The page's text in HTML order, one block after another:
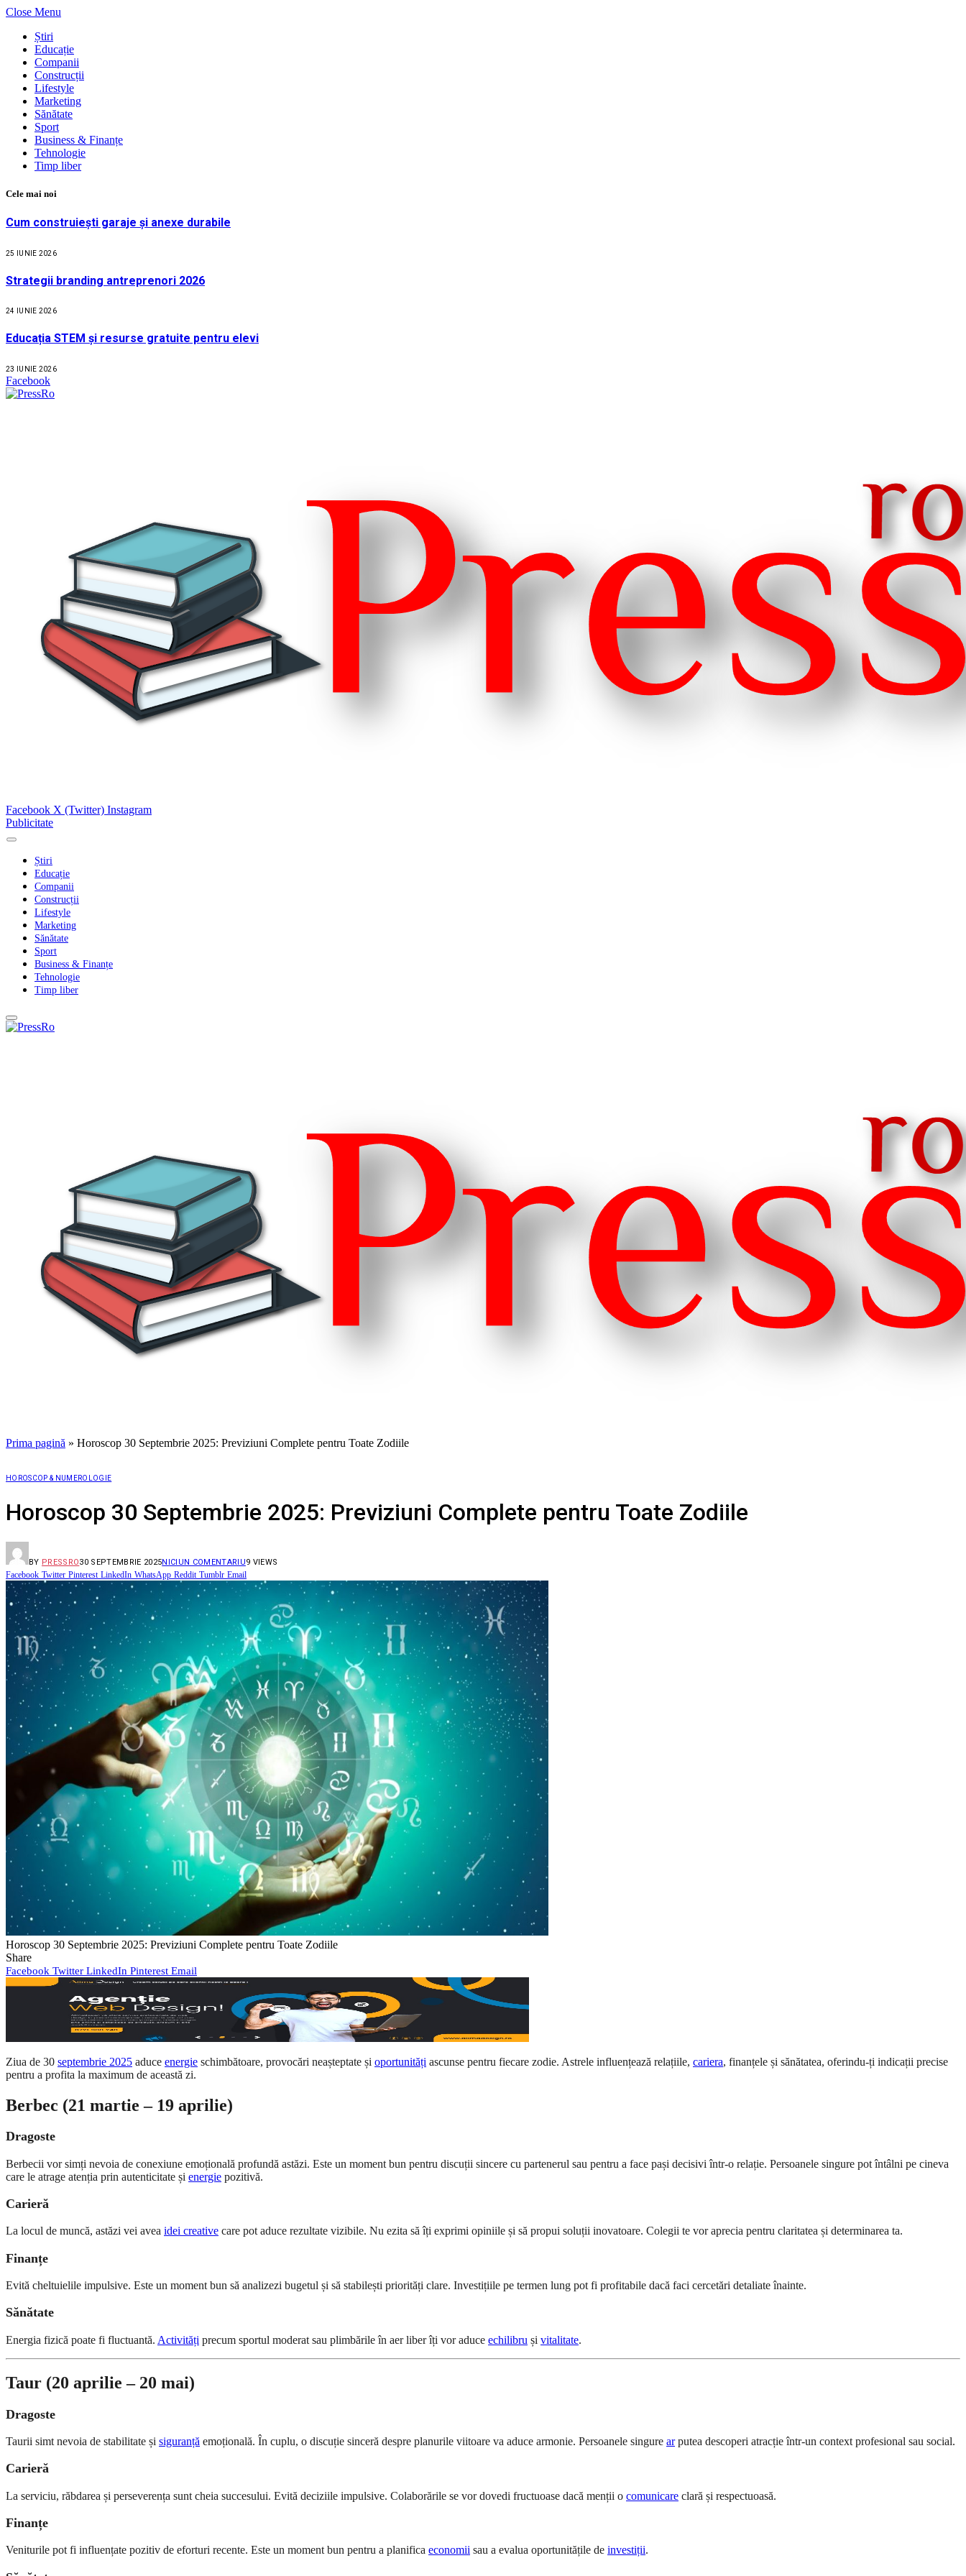
Close Menu
Știri
Educație
Companii
Construcții
Lifestyle
Marketing
Sănătate
Sport
Business & Finanțe
Tehnologie
Timp liber
Cele mai noi
Cum construiești garaje și anexe durabile
25 IUNIE 2026
Strategii branding antreprenori 2026
24 IUNIE 2026
Educația STEM și resurse gratuite pentru elevi
23 IUNIE 2026
Facebook
Facebook X (Twitter) Instagram
Publicitate
Știri
Educație
Companii
Construcții
Lifestyle
Marketing
Sănătate
Sport
Business & Finanțe
Tehnologie
Timp liber
Prima pagină » Horoscop 30 Septembrie 2025: Previziuni Complete pentru Toate Zodiile
HOROSCOP & NUMEROLOGIE
Horoscop 30 Septembrie 2025: Previziuni Complete pentru Toate Zodiile
BY PRESSRO30 SEPTEMBRIE 2025NICIUN COMENTARIU9 VIEWS
Facebook Twitter Pinterest LinkedIn WhatsApp Reddit Tumblr Email
Horoscop 30 Septembrie 2025: Previziuni Complete pentru Toate Zodiile
Share
Facebook Twitter LinkedIn Pinterest Email
Ziua de 30 septembrie 2025 aduce energie schimbătoare, provocări neașteptate și oportunități ascunse pentru fiecare zodie. Astrele influențează relațiile, cariera, finanțele și sănătatea, oferindu-ți indicații precise
pentru a profita la maximum de această zi.
Berbec (21 martie – 19 aprilie)
Dragoste
Berbecii vor simți nevoia de conexiune emoțională profundă astăzi. Este un moment bun pentru discuții sincere cu partenerul sau pentru a face pași decisivi într-o relație. Persoanele singure pot întâlni pe cineva
care le atrage atenția prin autenticitate și energie pozitivă.
Carieră
La locul de muncă, astăzi vei avea idei creative care pot aduce rezultate vizibile. Nu ezita să îți exprimi opiniile și să propui soluții inovatoare. Colegii te vor aprecia pentru claritatea și determinarea ta.
Finanțe
Evită cheltuielile impulsive. Este un moment bun să analizezi bugetul și să stabilești priorități clare. Investițiile pe termen lung pot fi profitabile dacă faci cercetări detaliate înainte.
Sănătate
Energia fizică poate fi fluctuantă. Activități precum sportul moderat sau plimbările în aer liber îți vor aduce echilibru și vitalitate.
Taur (20 aprilie – 20 mai)
Dragoste
Taurii simt nevoia de stabilitate și siguranță emoțională. În cuplu, o discuție sinceră despre planurile viitoare va aduce armonie. Persoanele singure arputea descoperi atracție într-un context profesional sau social.
Carieră
La serviciu, răbdarea și perseverența sunt cheia succesului. Evită deciziile impulsive. Colaborările se vor dovedi fructuoase dacă menții o comunicare clară și respectuoasă.
Finanțe
Veniturile pot fi influențate pozitiv de eforturi recente. Este un moment bun pentru a planifica economii sau a evalua oportunitățile de investiții.